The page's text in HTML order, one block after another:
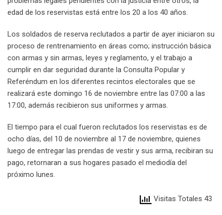
edad de los reservistas está entre los 20 a los 40 años.
Los soldados de reserva reclutados a partir de ayer iniciaron su
proceso de rentrenamiento en áreas como; instrucción básica
con armas y sin armas, leyes y reglamento, y el trabajo a
cumplir en dar seguridad durante la Consulta Popular y
Referéndum en los diferentes recintos electorales que se
realizará este domingo 16 de noviembre entre las 07:00 a las
17:00, además recibieron sus uniformes y armas.
El tiempo para el cual fueron reclutados los reservistas es de
ocho días, del 10 de noviembre al 17 de noviembre, quienes
luego de entregar las prendas de vestir y sus arma, recibiran su
pago, retornaran a sus hogares pasado el mediodía del
próximo lunes.
Visitas Totales 43